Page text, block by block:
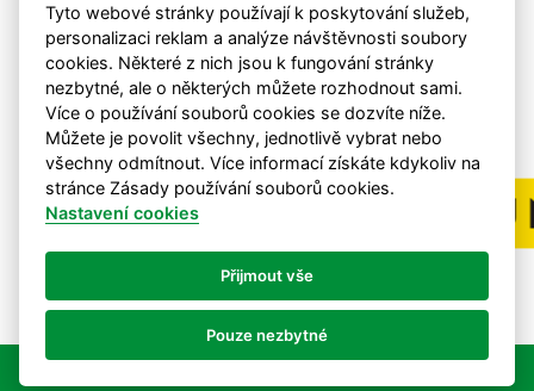
Tyto webové stránky používají k poskytování služeb,
personalizaci reklam a analýze návštěvnosti soubory
cookies. Některé z nich jsou k fungování stránky
nezbytné, ale o některých můžete rozhodnout sami.
Více o používání souborů cookies se dozvíte níže.
Můžete je povolit všechny, jednotlivě vybrat nebo
všechny odmítnout. Více informací získáte kdykoliv na
stránce Zásady používání souborů cookies.
Nastavení cookies
Přijmout vše
Pouze nezbytné